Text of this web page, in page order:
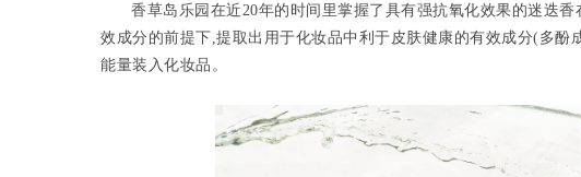
香草岛乐园在近20年的时间里掌握了具有强抗氧化效果的迷迭
效成分的前提下,提取出用于化妆品中利于皮肤健康的有效成分(多
能量装入化妆品。